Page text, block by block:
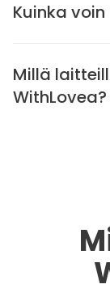
Kuinka
Millä
WithLovea?